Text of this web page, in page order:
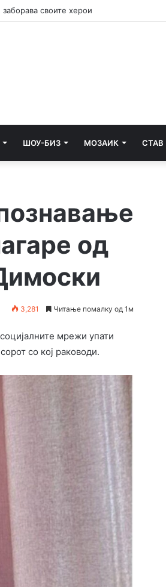
на ДУИ?
ШОУ-БИЗ МОЗАИК СТАВ
од
3,281 Читање помалку од 1м
мрежи упати
со кој раководи.